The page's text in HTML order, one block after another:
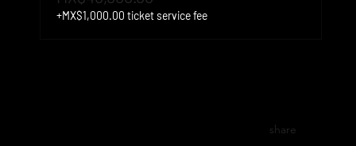
+MX$1,000.00 ticket service fee
share